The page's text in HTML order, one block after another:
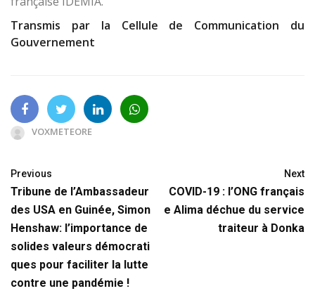
Transmis par la Cellule de Communication du
Gouvernement
VOXMETEORE
Previous
Tribune de l’Ambassadeur
des USA en Guinée, Simon
Henshaw: l’importance de
solides valeurs démocrati
ques pour faciliter la lutte
contre une pandémie !
Next
COVID-19 : l’ONG français
e Alima déchue du service
traiteur à Donka